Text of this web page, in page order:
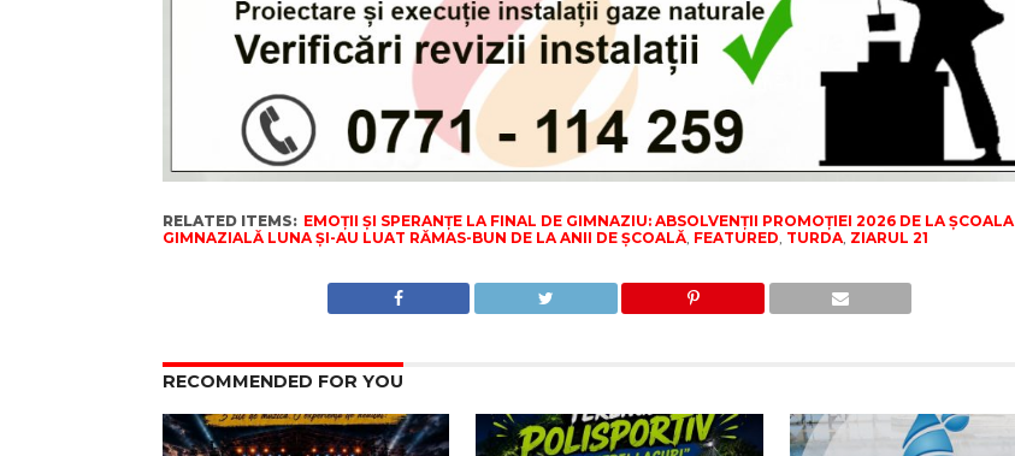
RELATED ITEMS: EMOȚII ȘI SPERANȚE LA FINAL DE GIMNAZIU: ABSOLVENȚII PROMOȚIEI 2026 DE LA ȘCOALA
GIMNAZIALĂ LUNA ȘI-AU LUAT RĂMAS-BUN DE LA ANII DE ȘCOALĂ, FEATURED TURDA, ZIARUL 21
RECOMMENDED FOR YOU